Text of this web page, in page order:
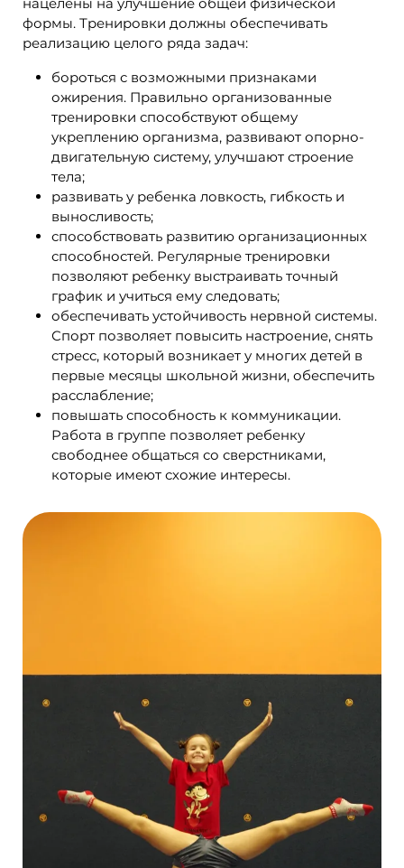
формы. Тренировки должны обеспечивать
реализацию целого ряда задач:
бороться с возможными признаками
ожирения. Правильно организованные
тренировки способствуют общему
укреплению организма, развивают опорно-
двигательную систему, улучшают строение
тела;
развивать у ребенка ловкость, гибкость и
выносливость;
способствовать развитию организационных
способностей. Регулярные тренировки
позволяют ребенку выстраивать точный
график и учиться ему следовать;
обеспечивать устойчивость нервной системы.
Спорт позволяет повысить настроение, снять
стресс, который возникает у многих детей в
первые месяцы школьной жизни, обеспечить
расслабление;
повышать способность к коммуникации.
Работа в группе позволяет ребенку
свободнее общаться со сверстниками,
которые имеют схожие интересы.